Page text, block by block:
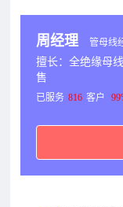
周经理 管母线
擅长：全绝缘母
售
已服务 816 客户